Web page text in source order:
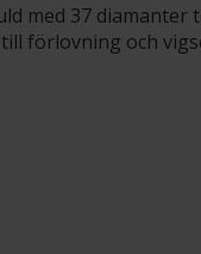
med 37 diamanter
förlovning och